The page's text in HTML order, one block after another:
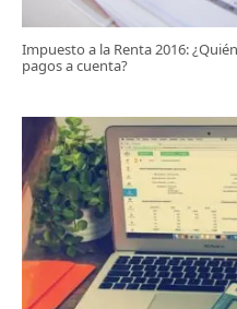
Impuesto a la Renta 2016:
pagos a cuenta?